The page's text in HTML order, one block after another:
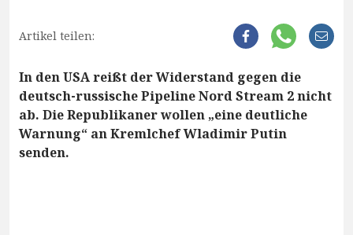
Artikel teilen:
In den USA reißt der Widerstand gegen die
deutsch-russische Pipeline Nord Stream 2 nicht
ab. Die Republikaner wollen „eine deutliche
Warnung“ an Kremlchef Wladimir Putin
senden.